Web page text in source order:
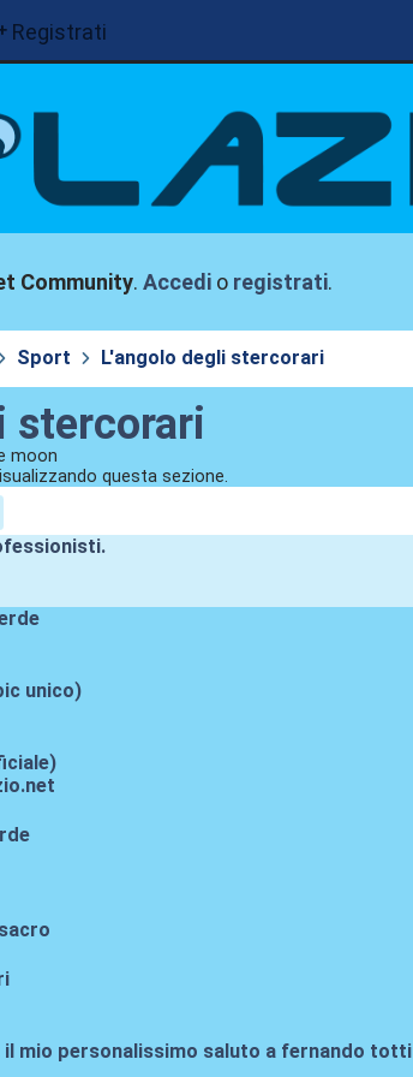
Registrati
Community.Accedi o registrati.
Sport L'angolo degli stercorari
stercorari
moon
questa sezione.
unico)
il mio personalissimo saluto a fernando totti